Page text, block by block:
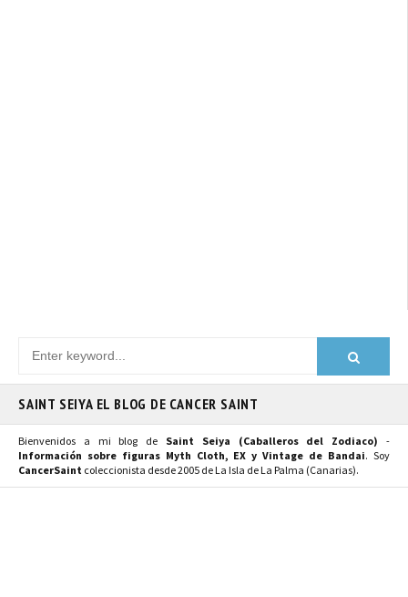
SAINT SEIYA EL BLOG DE CANCER SAINT
Bienvenidos a mi blog de Saint Seiya (Caballeros del Zodiaco) -
Información sobre figuras Myth Cloth, EX y Vintage de Bandai. Soy
CancerSaint coleccionista desde 2005 de La Isla de La Palma (Canarias).